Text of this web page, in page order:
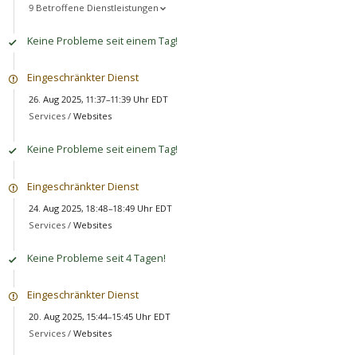
9 Betroffene Dienstleistungen
Keine Probleme seit einem Tag!
Eingeschränkter Dienst
26. Aug 2025, 11:37–11:39 Uhr EDT
Services / Websites
Keine Probleme seit einem Tag!
Eingeschränkter Dienst
24. Aug 2025, 18:48–18:49 Uhr EDT
Services / Websites
Keine Probleme seit 4 Tagen!
Eingeschränkter Dienst
20. Aug 2025, 15:44–15:45 Uhr EDT
Services / Websites